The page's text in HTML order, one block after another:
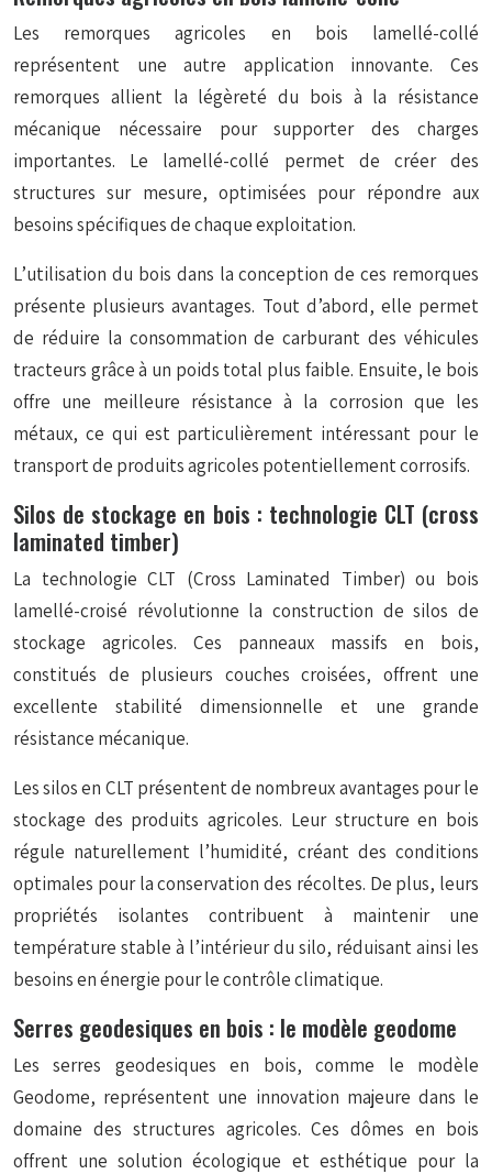
Les remorques agricoles en bois lamellé-collé
représentent une autre application innovante. Ces
remorques allient la légèreté du bois à la résistance
mécanique nécessaire pour supporter des charges
importantes. Le lamellé-collé permet de créer des
structures sur mesure, optimisées pour répondre aux
besoins spécifiques de chaque exploitation.
L’utilisation du bois dans la conception de ces remorques
présente plusieurs avantages. Tout d’abord, elle permet
de réduire la consommation de carburant des véhicules
tracteurs grâce à un poids total plus faible. Ensuite, le bois
offre une meilleure résistance à la corrosion que les
métaux, ce qui est particulièrement intéressant pour le
transport de produits agricoles potentiellement corrosifs.
Silos de stockage en bois : technologie CLT (cross
laminated timber)
La technologie CLT (Cross Laminated Timber) ou bois
lamellé-croisé révolutionne la construction de silos de
stockage agricoles. Ces panneaux massifs en bois,
constitués de plusieurs couches croisées, offrent une
excellente stabilité dimensionnelle et une grande
résistance mécanique.
Les silos en CLT présentent de nombreux avantages pour le
stockage des produits agricoles. Leur structure en bois
régule naturellement l’humidité, créant des conditions
optimales pour la conservation des récoltes. De plus, leurs
propriétés isolantes contribuent à maintenir une
température stable à l’intérieur du silo, réduisant ainsi les
besoins en énergie pour le contrôle climatique.
Serres geodesiques en bois : le modèle geodome
Les serres geodesiques en bois, comme le modèle
Geodome, représentent une innovation majeure dans le
domaine des structures agricoles. Ces dômes en bois
offrent une solution écologique et esthétique pour la